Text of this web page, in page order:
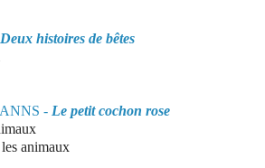
Deux histoires de bêtes
- Le petit cochon rose
animaux